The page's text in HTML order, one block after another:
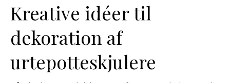
Kreative idéer til
dekoration af
urtepotteskjulere